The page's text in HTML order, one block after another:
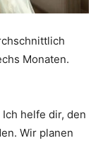
Monaten.
helfe dir, den
Wir planen